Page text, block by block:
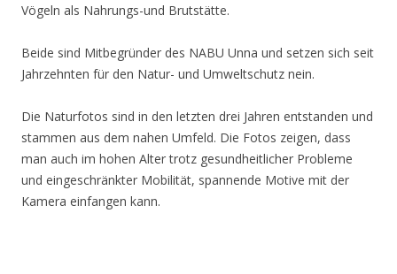
Vögeln als Nahrungs-und Brutstätte.
Beide sind Mitbegründer des NABU Unna und setzen sich seit
Jahrzehnten für den Natur- und Umweltschutz nein.
Die Naturfotos sind in den letzten drei Jahren entstanden und
stammen aus dem nahen Umfeld. Die Fotos zeigen, dass
man auch im hohen Alter trotz gesundheitlicher Probleme
und eingeschränkter Mobilität, spannende Motive mit der
Kamera einfangen kann.